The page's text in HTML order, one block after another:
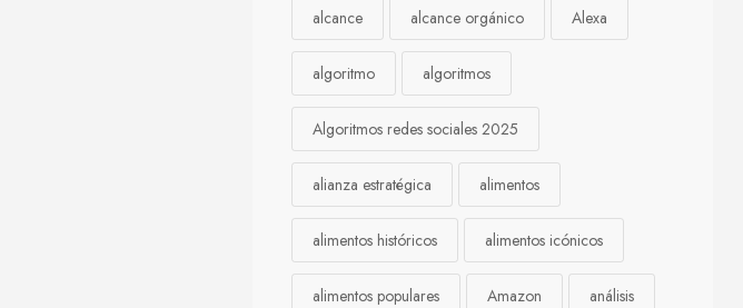
alcance alcance orgánico Alexa
algoritmo algoritmos
Algoritmos redes sociales 2025
alianza estratégica alimentos
alimentos históricos alimentos icónicos
alimentos populares Amazon análisis